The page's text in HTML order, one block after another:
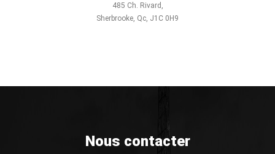
485 Ch. Rivard,
Sherbrooke, Qc, J1C 0H9
Nous contacter